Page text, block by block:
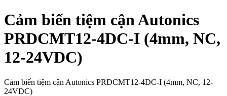
Cảm biến tiệm cận Autonics
PRDCMT12-4DC-I (4mm, NC,
12-24VDC)
Cảm biến tiệm cận Autonics PRDCMT12-4DC-I (4mm, NC, 12-
24VDC)